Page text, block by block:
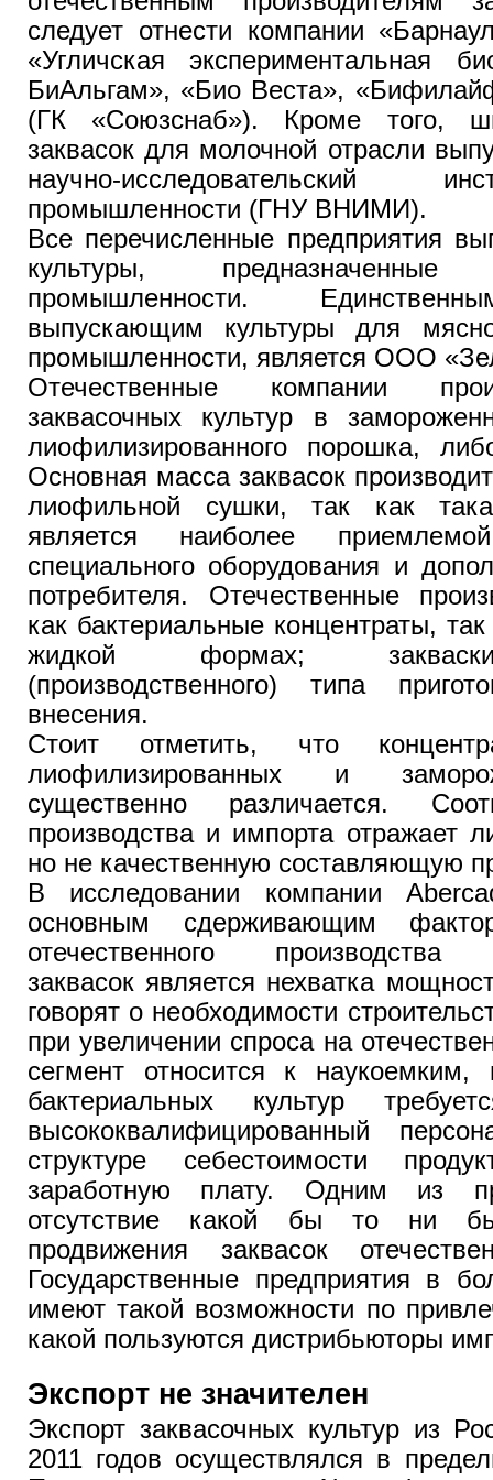
следует отнести компании
«Угличская экспериментальная
БиАльгам», «Био Веста»,
(ГК «Союзснаб»). Кроме того,
заквасок для молочной отрасли
научно-исследовательский
промышленности (ГНУ ВНИМИ).
Все перечисленные предприятия
культуры,
промышленности.
выпускающим культуры для
промышленности, является ООО
Отечественные компании
заквасочных культур в
лиофилизированного порошка,
Основная масса заквасок
лиофильной сушки, так как
является наиболее
специального оборудования и
потребителя. Отечественные
как бактериальные концентраты,
жидкой формах; закваски
(производственного) типа
внесения.
Стоит отметить, что
лиофилизированных и
существенно различается.
производства и импорта отражает
но не качественную составляющую
В исследовании компании
основным сдерживающим
отечественного производства
заквасок является нехватка
говорят о необходимости
при увеличении спроса на
сегмент относится к наукоемким,
бактериальных культур
высококвалифицированный
структуре себестоимости
заработную плату. Одним из
отсутствие какой бы то ни
продвижения заквасок
Государственные предприятия в
имеют такой возможности по
какой пользуются дистрибьюторы
Экспорт не значителен
Экспорт заквасочных культур из
2011 годов осуществлялся в